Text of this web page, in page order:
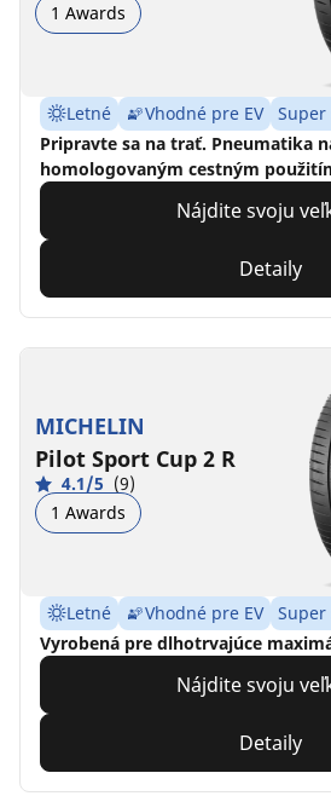
1 Awards
Letné Vhodné pre EV
Pripravte sa na trať. Pneumatika
homologovaným cestným
Nájdite svoju
Detaily
MICHELIN
Pilot Sport Cup 2 R
4.1/5 (9)
1 Awards
Letné Vhodné pre EV
Vyrobená pre dlhotrvajúce
Nájdite svoju
Detaily